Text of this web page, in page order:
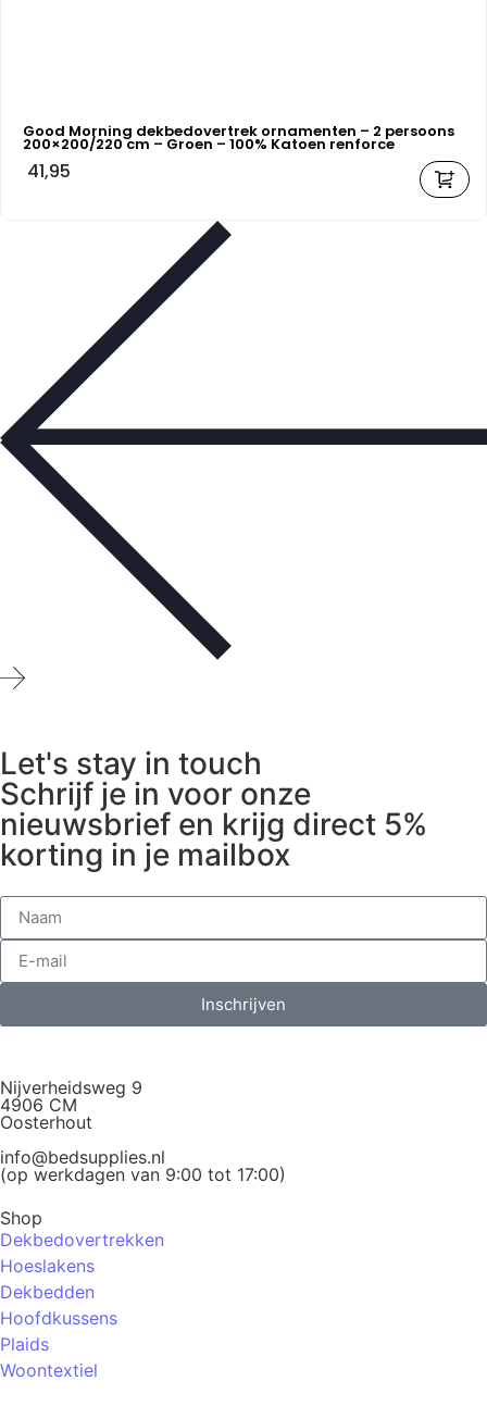
Good Morning dekbedovertrek ornamenten – 2 persoons
200×200/220 cm – Groen – 100% Katoen renforce
41,95
Let's stay in touch
Schrijf je in voor onze
nieuwsbrief en krijg direct 5%
korting in je mailbox
Inschrijven
Nijverheidsweg 9
4906 CM
Oosterhout
info@bedsupplies.nl
(op werkdagen van 9:00 tot 17:00)
Shop
Dekbedovertrekken
Hoeslakens
Dekbedden
Hoofdkussens
Plaids
Woontextiel